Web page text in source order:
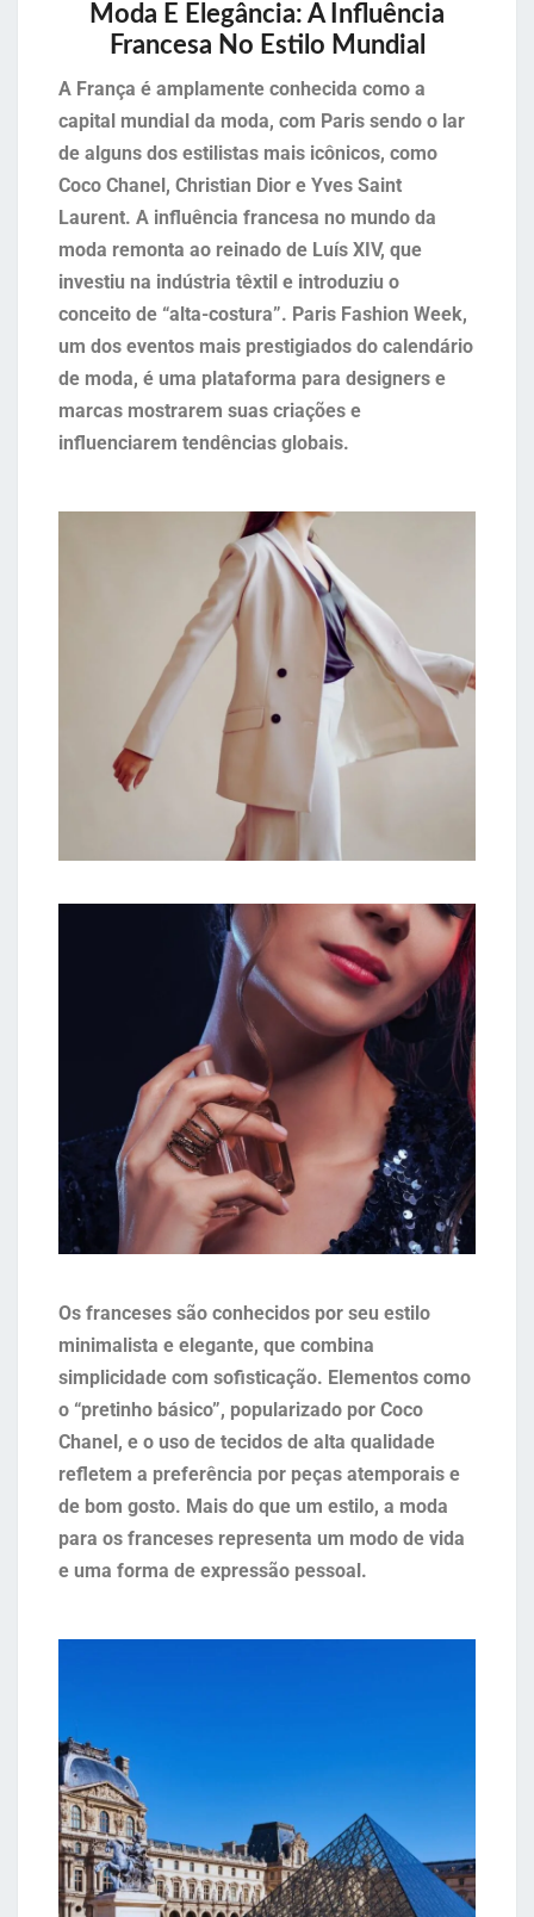
Moda E Elegância: A Influência
Francesa No Estilo Mundial
A França é amplamente conhecida como a
capital mundial da moda, com Paris sendo o lar
de alguns dos estilistas mais icônicos, como
Coco Chanel, Christian Dior e Yves Saint
Laurent. A influência francesa no mundo da
moda remonta ao reinado de Luís XIV, que
investiu na indústria têxtil e introduziu o
conceito de “alta-costura”. Paris Fashion Week,
um dos eventos mais prestigiados do calendário
de moda, é uma plataforma para designers e
marcas mostrarem suas criações e
influenciarem tendências globais.
Os franceses são conhecidos por seu estilo
minimalista e elegante, que combina
simplicidade com sofisticação. Elementos como
o “pretinho básico”, popularizado por Coco
Chanel, e o uso de tecidos de alta qualidade
refletem a preferência por peças atemporais e
de bom gosto. Mais do que um estilo, a moda
para os franceses representa um modo de vida
e uma forma de expressão pessoal.